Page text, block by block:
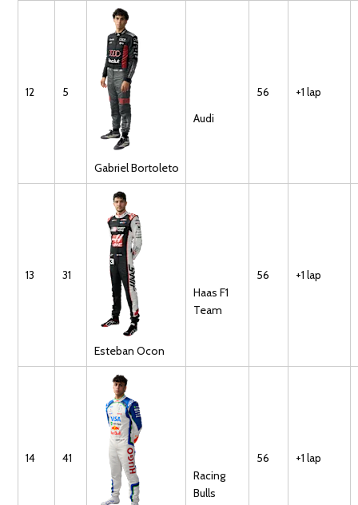
12 5
GabrielBortoleto
Audi
56 +1 lap
13 31
Esteban Ocon
Haas F1
Team
56 +1 lap
14 41
Racing
Bulls
56 +1 lap